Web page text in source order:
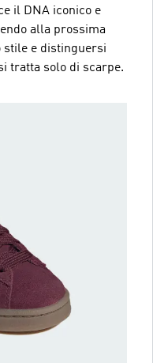
il DNA iconico e
alla prossima
stile e distinguersi
tratta solo di scarpe.